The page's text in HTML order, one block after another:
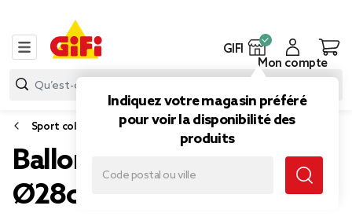
GIFI
Indiquez votre magasin préféré
pour voir la disponibilité des
produits
Mon compte
Sport collectif
Ballon de plage Mickey
Ø28cm